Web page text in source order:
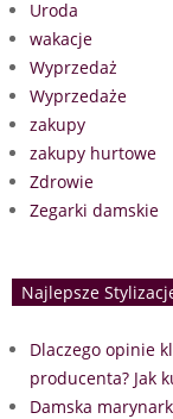
Uroda
wakacje
Wyprzedaż
Wyprzedaże
zakupy
zakupy hurtowe
Zdrowie
Zegarki damskie
Najlepsze
Dlaczego opinie
producenta? Jak
Damska